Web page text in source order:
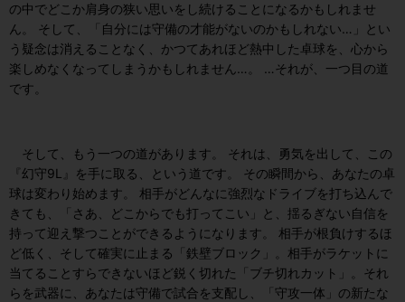
の中でどこか肩身の狭い思いをし続けることになるかもしれませ
ん。 そして、「自分には守備の才能がないのかもしれない…」とい
う疑念は消えることなく、かつてあれほど熱中した卓球を、心から
楽しめなくなってしまうかもしれません…。 …それが、一つ目の道
です。
そして、もう一つの道があります。 それは、勇気を出して、この
『幻守9L』を手に取る、という道です。 その瞬間から、あなたの卓
球は変わり始めます。 相手がどんなに強烈なドライブを打ち込んで
きても、「さあ、どこからでも打ってこい」と、揺るぎない自信を
持って迎え撃つことができるようになります。 相手が根負けするほ
ど低く、そして確実に止まる「鉄壁ブロック」。相手がラケットに
当てることすらできないほど鋭く切れた「ブチ切れカット」。それ
らを武器に、あなたは守備で試合を支配し、「守攻一体」の新たな